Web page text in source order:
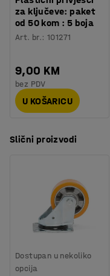
za ključeve: paket
od 50 kom : 5 boja
Art. br.:101271
9,00 KM
bez PDV
U KOŠARICU
Slični proizvodi
Dostupan u nekoliko
opcija